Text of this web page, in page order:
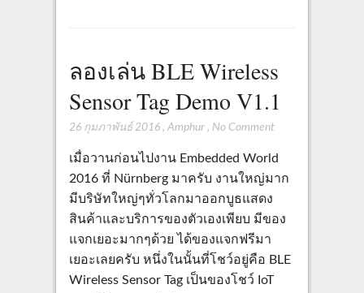
ลองเล่น BLE Wireless
Sensor Tag Demo V1.1
26 กุมภาพันธ์ 2016, Amphur, No Comment
เมื่อวานก่อนไปงาน Embedded World
2016 ที่ Nürnberg มาครับ งานใหญ่มาก
มีบริษัทใหญ่ๆทั่วโลกมาออกบูธแสดง
สินค้าและบริการของตัวเองเพียบ มีของ
แจกเยอะมากๆด้วย ได้ของแจกฟรีมา
เยอะเลยครับ หนึ่งในนั้นที่โชว์อยู่คือ BLE
Wireless Sensor Tag เป็นของโชว์ IoT